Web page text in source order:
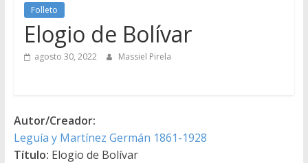
Folleto
Elogio de Bolívar
agosto 30, 2022 Massiel Pirela
Autor/Creador:
Leguía y Martínez Germán 1861-1928
Título: Elogio de Bolívar